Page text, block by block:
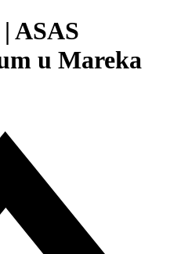
ASAS
u Mareka